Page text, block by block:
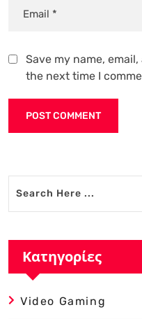
Save my name,
the next time I
Κατηγορίες
Video Gaming